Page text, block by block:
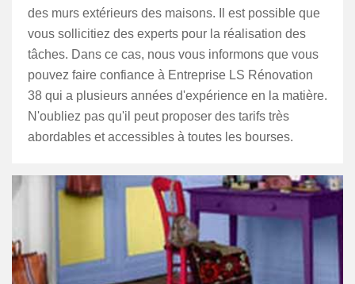
des murs extérieurs des maisons. Il est possible que
vous sollicitiez des experts pour la réalisation des
tâches. Dans ce cas, nous vous informons que vous
pouvez faire confiance à Entreprise LS Rénovation
38 qui a plusieurs années d'expérience en la matière.
N'oubliez pas qu'il peut proposer des tarifs très
abordables et accessibles à toutes les bourses.